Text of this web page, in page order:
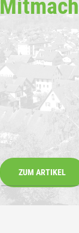
ZUM ARTIKEL